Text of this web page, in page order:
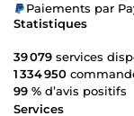
Paiements par
Statistiques
39 079 services
1 334 950
99 % d’avis positifs
Services